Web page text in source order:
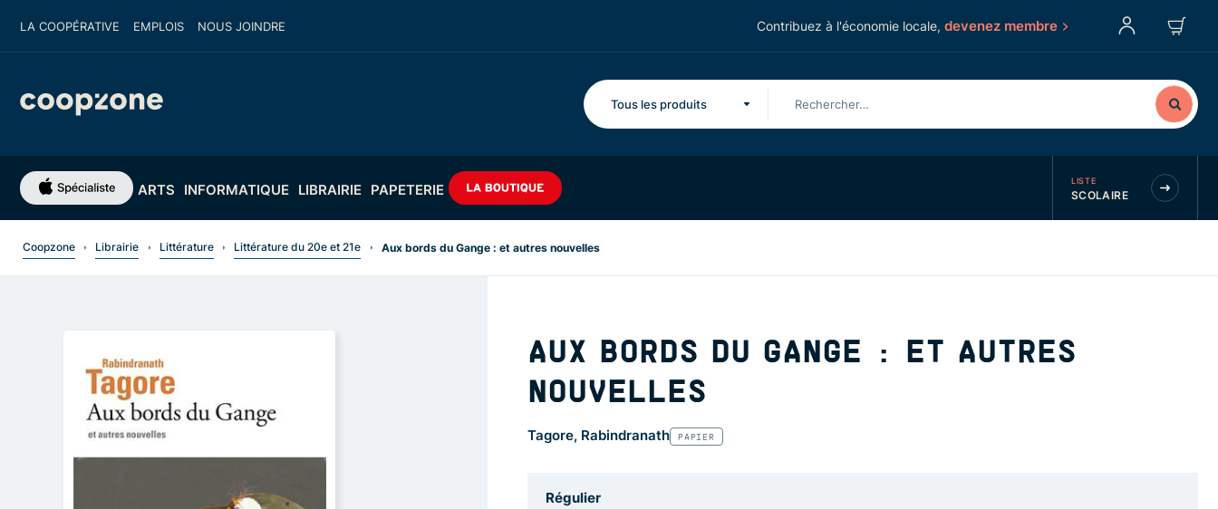
LA COOPÉRATIVE EMPLOIS NOUS JOINDRE Contribuez à l'économie locale, devenez membre
Tous les produits
ARTS INFORMATIQUE LIBRAIRIE PAPETERIE LISTE
SCOLAIRE
Coopzone Librairie Littérature Littérature du 20e et 21e Aux bords du Gange : et autres nouvelles
AUX BORDS DU GANGE : ET AUTRES
NOUVELLES
Tagore, Rabindranath PAPIER
Régulier